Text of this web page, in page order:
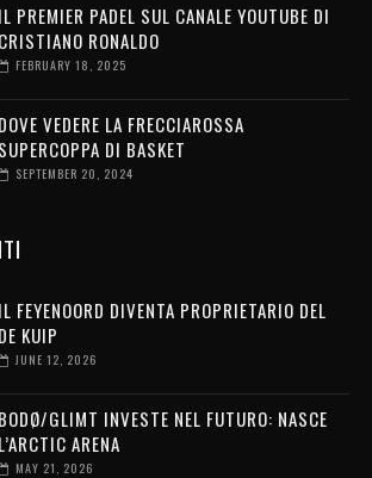
IL PREMIER PADEL SUL CANALE YOUTUBE DI
CRISTIANO RONALDO
FEBRUARY 18, 2025
DOVE VEDERE LA FRECCIAROSSA
SUPERCOPPA DI BASKET
SEPTEMBER 20, 2024
IL FEYENOORD DIVENTA PROPRIETARIO DEL
DE KUIP
JUNE 12, 2026
BODØ/GLIMT INVESTE NEL FUTURO: NASCE
L’ARCTIC ARENA
MAY 21, 2026